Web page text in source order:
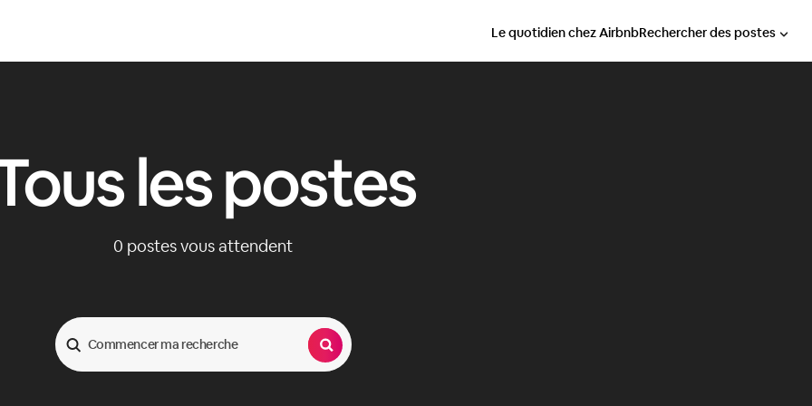
Le quotidien chez AirbnbRechercher des postes
les postes
0 postes vous attendent
Search Jobs